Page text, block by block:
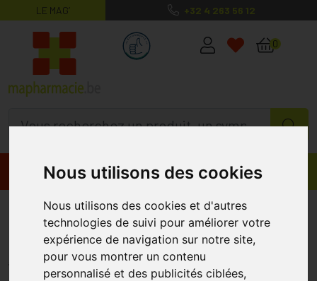
Nous utilisons des cookies
Nous utilisons des cookies et d'autres
technologies de suivi pour améliorer votre
expérience de navigation sur notre site,
pour vous montrer un contenu
personnalisé et des publicités ciblées,
LE MAG’ +32 4 263 56 12
MaPharmacie.be ma santé, mes
0
Promos Produits
Arkogelules Valeriane Bio
Gélules 150
ARKOPHARMA